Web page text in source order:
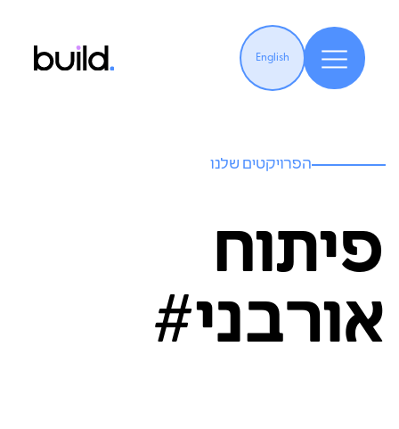
English
הפרויקטים שלנו
פיתוח
אורבני#